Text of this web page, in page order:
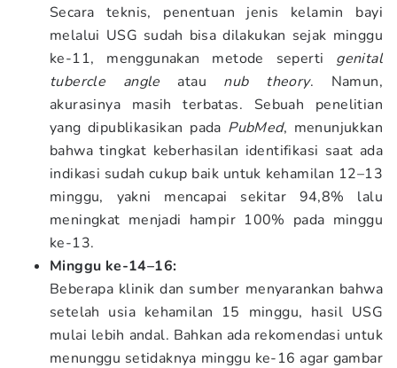
Secara teknis, penentuan jenis kelamin bayi
melalui USG sudah bisa dilakukan sejak minggu
ke-11, menggunakan metode seperti genital
tubercle angle atau nub theory. Namun,
akurasinya masih terbatas. Sebuah penelitian
yang dipublikasikan pada PubMed, menunjukkan
bahwa tingkat keberhasilan identifikasi saat ada
indikasi sudah cukup baik untuk kehamilan 12–13
minggu, yakni mencapai sekitar 94,8% lalu
meningkat menjadi hampir 100% pada minggu
ke-13.
Minggu ke-14–16:
Beberapa klinik dan sumber menyarankan bahwa
setelah usia kehamilan 15 minggu, hasil USG
mulai lebih andal. Bahkan ada rekomendasi untuk
menunggu setidaknya minggu ke-16 agar gambar